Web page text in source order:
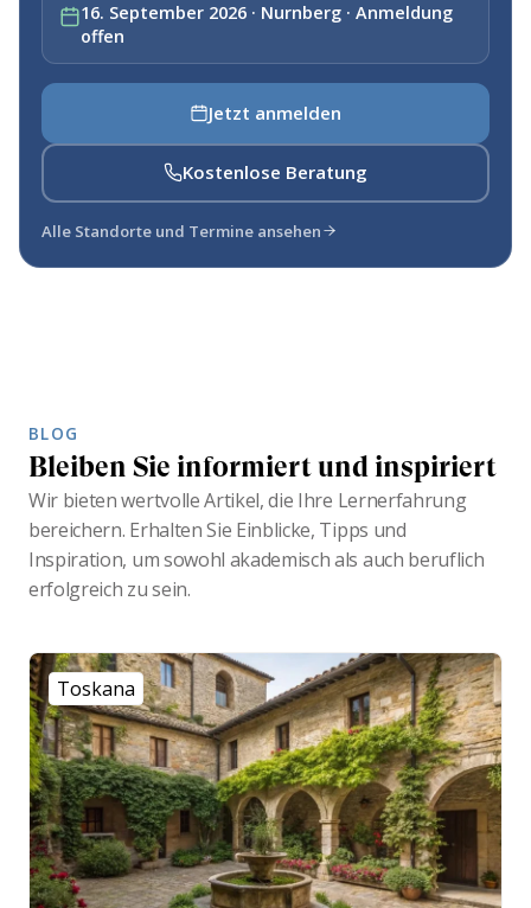
16. September 2026 · Nurnberg · Anmeldung
offen
Jetzt anmelden
Kostenlose Beratung
Alle Standorte und Termine ansehen
BLOG
Bleiben Sie informiert und inspiriert
Wir bieten wertvolle Artikel, die Ihre Lernerfahrung
bereichern. Erhalten Sie Einblicke, Tipps und
Inspiration, um sowohl akademisch als auch beruflich
erfolgreich zu sein.
Toskana